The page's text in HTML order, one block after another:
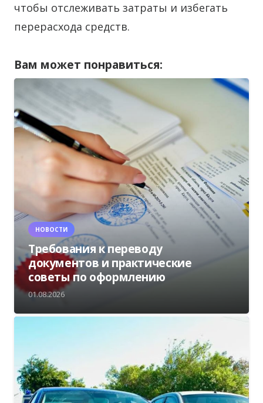
чтобы отслеживать затраты и избегать
перерасхода средств.
Вам может понравиться:
НОВОСТИ
Требования к переводу
документов и практические
советы по оформлению
01.08.2026